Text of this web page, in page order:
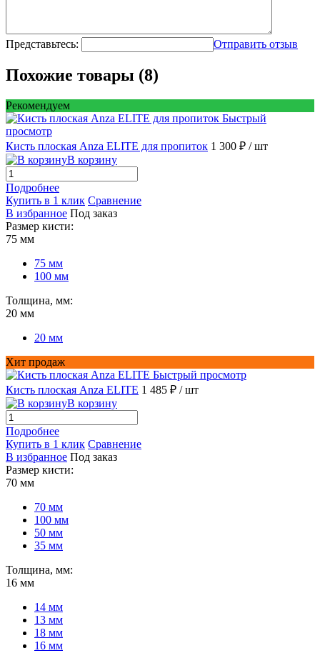
Представьтесь: Отправить отзыв
Похожие товары (8)
Рекомендуем
Быстрый
просмотр
Кисть плоская Anza ELITE для пропиток 1 300 ₽ / шт
В корзину
Подробнее
Купить в 1 клик Сравнение
В избранное Под заказ
Размер кисти:
75 мм
75 мм
100 мм
Толщина, мм:
20 мм
20 мм
Хит продаж
Быстрый просмотр
Кисть плоская Anza ELITE 1 485 ₽ / шт
В корзину
Подробнее
Купить в 1 клик Сравнение
В избранное Под заказ
Размер кисти:
70 мм
70 мм
100 мм
50 мм
35 мм
Толщина, мм:
16 мм
14 мм
13 мм
18 мм
16 мм